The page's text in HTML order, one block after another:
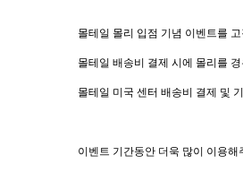
몰테일 몰리 입점 기념 이벤트를
몰테일 배송비 결제 시에 몰리 를
몰테일 미국 센터 배송비 결제 및
이벤트 기간동안 더욱 많이 이용해